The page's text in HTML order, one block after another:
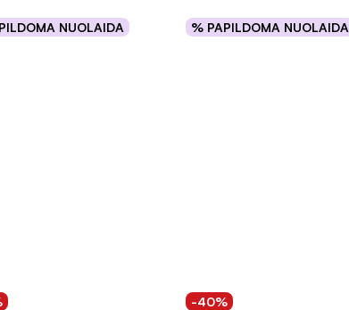
NUOLAIDA
Į krepšelį
% PAPILDOMA NUOLAIDA
Į krepšelį
-40%